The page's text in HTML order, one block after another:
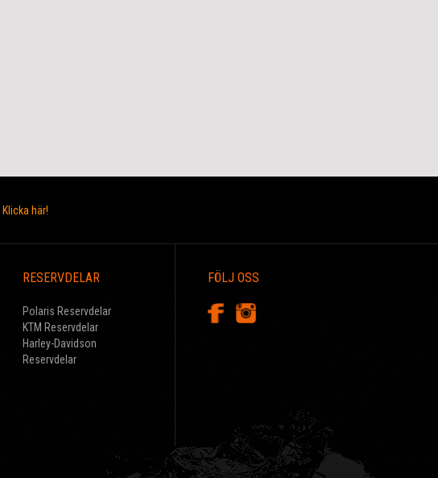
Klicka här!
RESERVDELAR
Polaris Reservdelar
KTM Reservdelar
Harley-Davidson
Reservdelar
FÖLJ OSS